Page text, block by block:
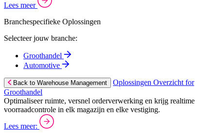
Lees meer
Branchespecifieke Oplossingen
Selecteer jouw branche:
Groothandel
Automotive
Back to Warehouse Management
Oplossingen Overzicht for
Groothandel
Optimaliseer ruimte, versnel orderverwerking en krijg realtime
voorraadcontrole in elk magazijn en elke vestiging.
Lees meer: